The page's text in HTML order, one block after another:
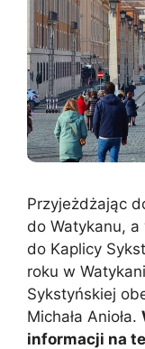
Przyjeżdżając
do Watykanu,
do Kaplicy
roku w
Sykstyńskiej
Michała Anioła.
informacji na